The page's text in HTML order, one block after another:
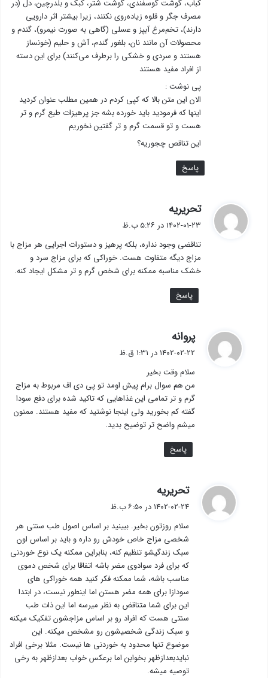
كباب، گوشت گوسفندی، گوشت شتر، كبك و بلدرچین، دل (در
مصرف جگر و قلوه زیاده‌روی نكنند، زیرا بیشتر اثر دارویی
دارند)، ‌تخم‌مرغ آبپز و عسلی (گاهی به صورت نیمرو)، گندم و
محصولات آن مانند نان، بلغور گندم، آش و حلیم (خونساز
هستند و سردی و خشكی را برطرف می‌كنند) برای این دسته
از افراد مفید هستند
پی نوشت :
الان این متن بالا که کپی کردم در همین مطلب عنوان کردید
اینها که فرمودید باید خورده بشه جز پرهیزات طبع گرم و تر
هست و تو قسمت گرم و تر گفتین نخوریم
این تناقص چجوریه؟
پاسخ
تحریریه
ف
:
۱۴۰۲-۰۱-۲۳ در ۵:۲۶ ب.ظ
تناقضی وجود نداره، بلکه پرهیز و دستورات اجرایی هر مزاج با
مزاج دیگه متفاوت هست. خوراکی که برای مزاج سرد و
خشک مناسبه ممکنه برای شخص گرم و تر مشکل ایجاد کنه.
پاسخ
پروانه
ف
:
۱۴۰۲-۰۲-۲۲ در ۱:۳۱ ق.ظ
سلام وقت بخیر
من هم سوال برام پیش اومد تو پی دی اف مربوط به مزاج
گرم و تر تمامی این غذاهایی که تاکید شده برای دفع سودا
گفته کم بخورید ولی اینجا نوشتید که مفید هستند. ممنون
میشم واضح تر توضیح بدید.
پاسخ
تحریریه
ف
:
۱۴۰۲-۰۲-۲۴ در ۶:۵۰ ب.ظ
سلام روزتون بخیر. ببینید بر اساس اصول طب سنتی هر
شخصی مزاج خاص خودش رو داره و باید بر اساس اون
سبک زندگیشو تنظیم کنه، بنابراین ممکنه یک نوع خوردنی
که برای فرد سوادوی مضر باشه اتفاقا برای شخص دموی
مناسب باشه، شما ممکنه فکر کنید همه خوراکی های
سودازا برای همه مضر هستن اما اینطور نیست، در ابتدا
این برای شما متناقض به نظر میرسه اما این ذات طب
سنتی هست که افراد رو بر اساس مزاجشون تفکیک میکنه
و سبک زندگی شخصیشون رو مشخص میکنه. این
موضوع تنها محدود به خوردنی ها نیست. مثلا برخی افراد
نبایدبعدازظهر بخوابن اما برعکس خواب بعدازظهر به رخی
توصیه میشه.